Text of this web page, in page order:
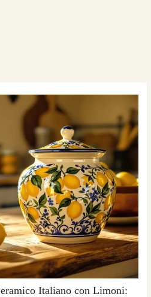
Italiano con Limoni: